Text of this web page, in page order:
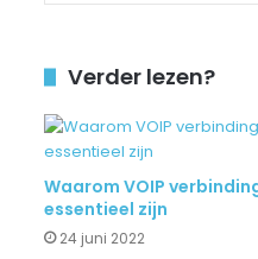
Verder lezen?
Waarom VOIP
essentieel zijn
24 juni 2022